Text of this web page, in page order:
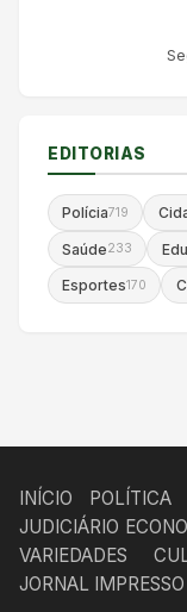
EDITORIAS
Polícia719
Saúde233
Esportes170
INÍCIO POLÍTICA
JUDICIÁRIO
VARIEDADES
JORNAL IMPRESSO